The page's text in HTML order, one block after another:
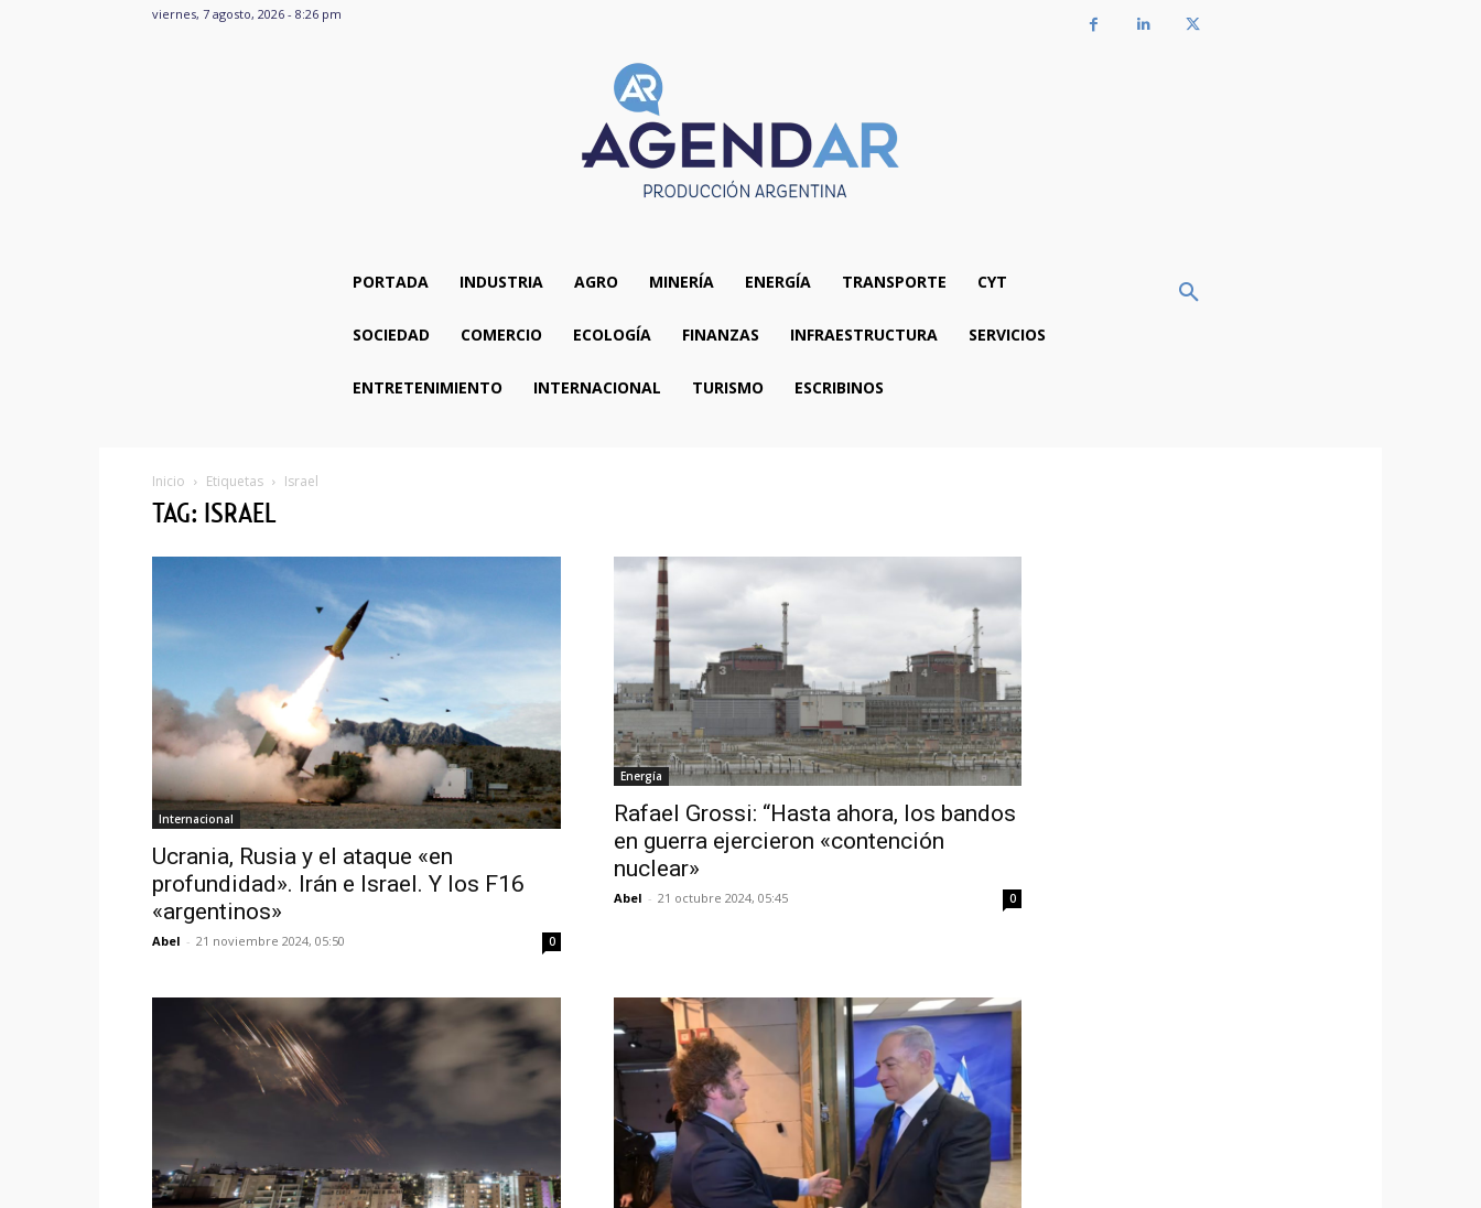
viernes, 7 agosto, 2026 - 8:26 pm
PORTADA INDUSTRIA AGRO MINERÍA ENERGÍA TRANSPORTE CYT
SOCIEDAD COMERCIO ECOLOGÍA FINANZAS INFRAESTRUCTURA SERVICIOS
ENTRETENIMIENTO INTERNACIONAL TURISMO ESCRIBINOS
Inicio Etiquetas Israel
TAG: ISRAEL
Internacional
Ucrania, Rusia y el ataque «en
profundidad». Irán e Israel. Y los F16
«argentinos»
Abel - 21 noviembre 2024, 05:50 0
Energía
Rafael Grossi: “Hasta ahora, los bandos
en guerra ejercieron «contención
nuclear»
Abel - 21 octubre 2024, 05:45 0